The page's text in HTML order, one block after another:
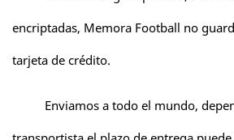
encriptadas, Memora Football no
tarjeta de crédito.
Enviamos a todo el mundo,